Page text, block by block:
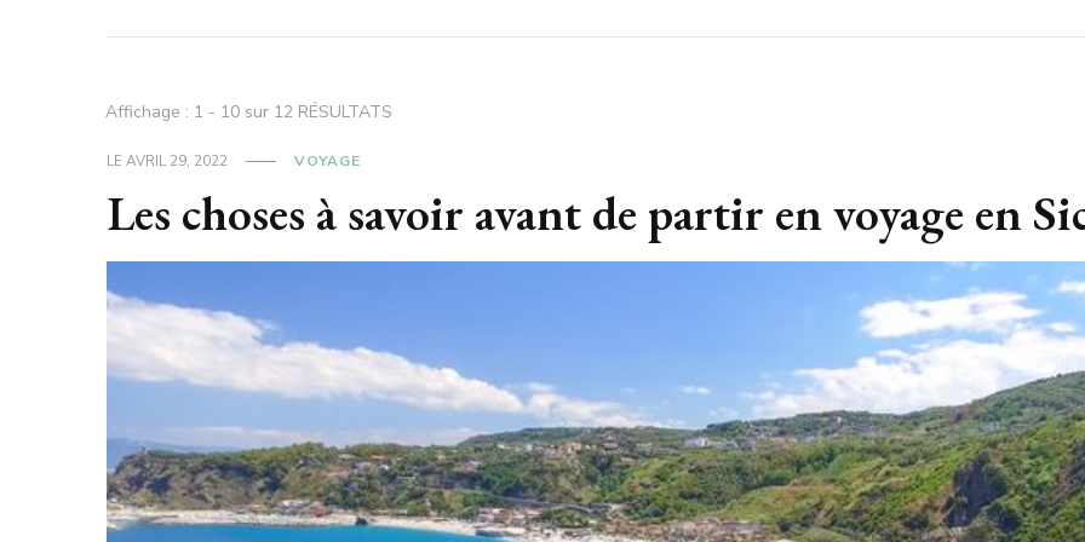
Affichage : 1 - 10 sur 12 RÉSULTATS
LEAVRIL 29, 2022 VOYAGE
Les choses à savoir avant de partir en voyage en